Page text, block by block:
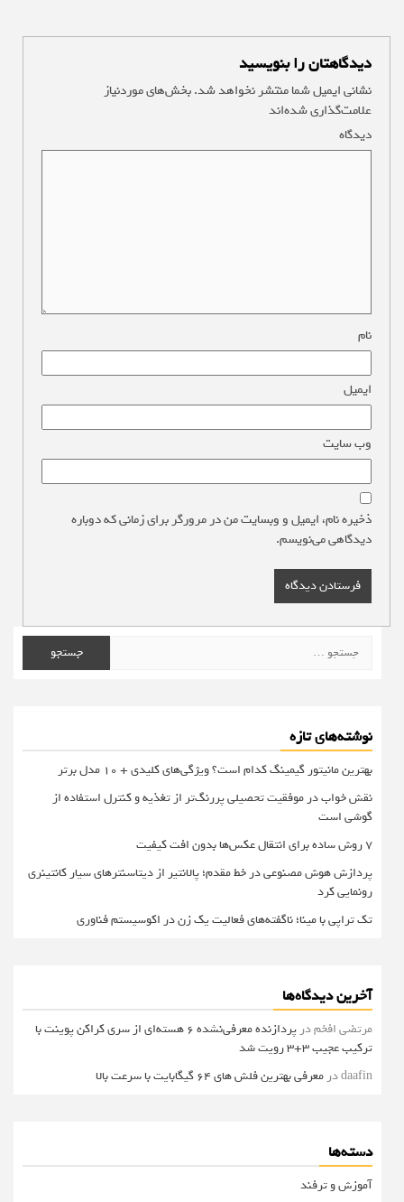
دیدگاهتان را بنویسید
نشانی ایمیل شما منتشر نخواهد شد.بخش‌های موردنیاز
علامت‌گذاری شده‌اند
دیدگاه
نام
ایمیل
وب‌ سایت
ذخیره نام، ایمیل و وبسایت من در مرورگر برای زمانی که دوباره
دیدگاهی می‌نویسم.
برای:
نوشته‌های تازه
بهترین مانیتور گیمینگ کدام است؟ ویژگی‌های کلیدی + 10 مدل برتر
نقش خواب در موفقیت تحصیلی پررنگ‌تر از تغذیه و کنترل استفاده از
گوشی است
۷ روش ساده برای انتقال عکس‌ها بدون افت کیفیت
پردازش هوش مصنوعی در خط مقدم؛ پالانتیر از دیتاسنترهای سیار کانتینری
رونمایی کرد
تک تراپی با مینا؛ ناگفته‌های فعالیت یک زن در اکوسیستم فناوری
آخرین دیدگاه‌ها
مرتضی افخمدر
پردازنده معرفی‌نشده 6 هسته‌ای از سری کراکن پوینت با
ترکیب عجیب 3+3 رویت شد
daafinدر معرفی بهترین فلش های 64 گیگابایت با سرعت بالا
دسته‌ها
آموزش و ترفند